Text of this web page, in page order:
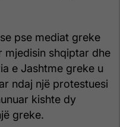
pse mediat greke
mjedisin shqiptar dhe
e Jashtme greke u
ndaj një protestuesi
kishte dy
greke.